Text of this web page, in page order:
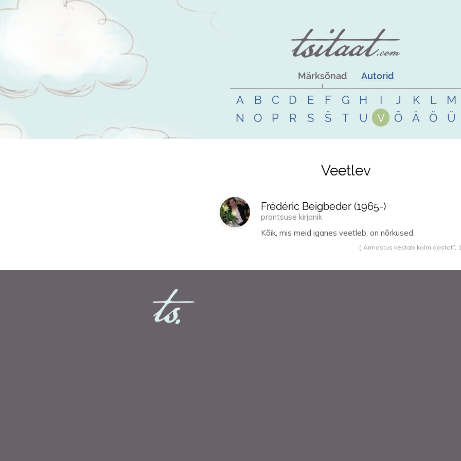
Märksõnad Autorid
A B C D E F G H I J K L
M
N
O P R S Š T U V Õ Ä Ö Ü
Veetlev
Frédéric Beigbeder (1965-)
prantsuse kirjanik
Kõik, mis meid iganes veetleb, on nõrkused.
(“Armastus kestab kolm aastat”,